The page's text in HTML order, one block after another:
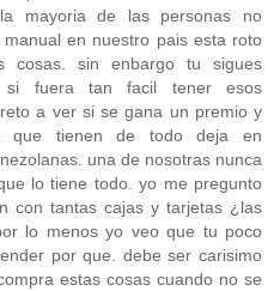
mayoria de las personas no
en nuestro pais esta roto
cosas. sin enbargo tu sigues
si fuera tan facil tener esos
a ver si se gana un premio y
que tienen de todo deja en
una de nosotras nunca
lo tiene todo. yo me pregunto
con tantas cajas y tarjetas ¿las
lo menos yo veo que tu poco
por que. debe ser carisimo
estas cosas cuando no se